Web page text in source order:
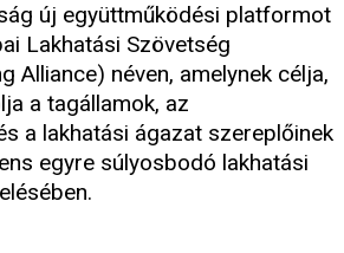
új együttműködési platformot
Lakhatási Szövetség
Alliance) néven, amelynek célja,
a tagállamok, az
a lakhatási ágazat szereplőinek
egyre súlyosbodó lakhatási